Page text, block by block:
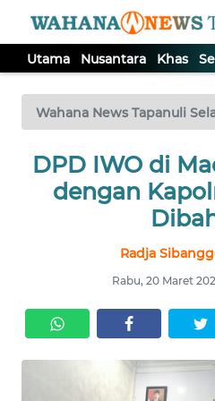
Utama Nusantara Khas
Wahana News Tapanuli
DPD IWO di
dengan
Radja
Rabu, 20 Maret
TV
Tutup
UTAMA
SERBA-
SERBI